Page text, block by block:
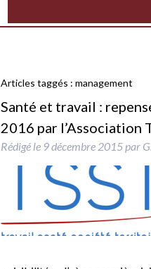
Articles taggés : management
Santé et travail :
2016 par l’Association
Rédigé le 9 décembre 2015 par